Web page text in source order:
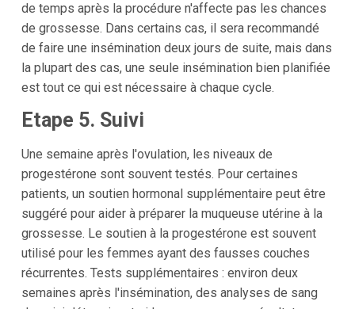
de temps après la procédure n'affecte pas les chances
de grossesse. Dans certains cas, il sera recommandé
de faire une insémination deux jours de suite, mais dans
la plupart des cas, une seule insémination bien planifiée
est tout ce qui est nécessaire à chaque cycle.
Etape 5. Suivi
Une semaine après l'ovulation, les niveaux de
progestérone sont souvent testés. Pour certaines
patients, un soutien hormonal supplémentaire peut être
suggéré pour aider à préparer la muqueuse utérine à la
grossesse. Le soutien à la progestérone est souvent
utilisé pour les femmes ayant des fausses couches
récurrentes. Tests supplémentaires : environ deux
semaines après l'insémination, des analyses de sang